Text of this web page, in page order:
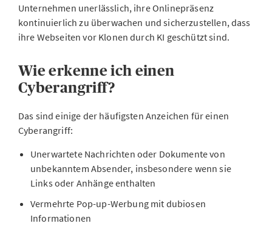
Unternehmen unerlässlich, ihre Onlinepräsenz
kontinuierlich zu überwachen und sicherzustellen, dass
ihre Webseiten vor Klonen durch KI geschützt sind.
Wie erkenne ich einen
Cyberangriff?
Das sind einige der häufigsten Anzeichen für einen
Cyberangriff:
Unerwartete Nachrichten oder Dokumente von
unbekanntem Absender, insbesondere wenn sie
Links oder Anhänge enthalten
Vermehrte Pop-up-Werbung mit dubiosen
Informationen